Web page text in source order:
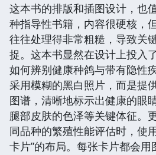
这本书的排版和插图设计，也
种指导性书籍，内容很硬核，
往往处理得非常粗糙，导致关
捉。这本书显然在设计上投入
如何辨别健康种鸽与带有隐性
采用模糊的黑白照片，而是提
图谱，清晰地标示出健康的眼
腿部皮肤的色泽等关键体征。
同品种的繁殖性能评估时，使
卡片”的布局。每张卡片都会